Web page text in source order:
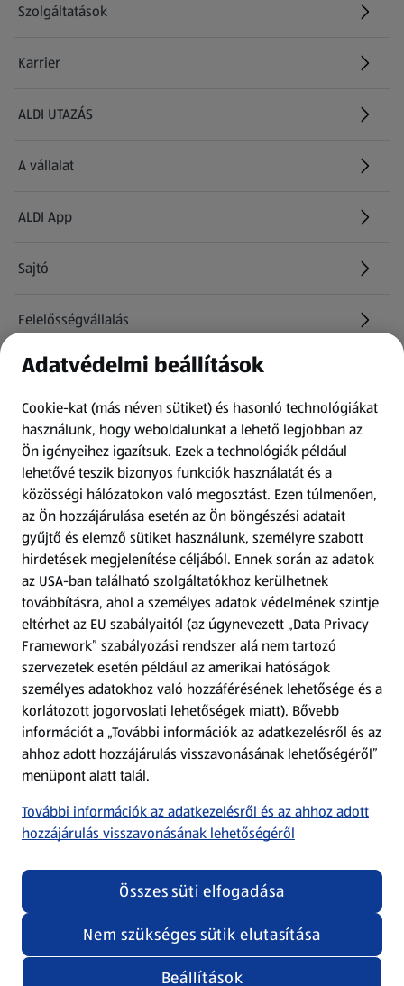
Szolgáltatások
Karrier
(új oldalon nyílik meg)
ALDI UTAZÁS
(új oldalon nyílik meg)
A vállalat
ALDI App
Sajtó
Felelősségvállalás
Információk
Kérdőív
Fizetési lehetőségek
ALDI utalványok
Árcsökkentés
Adattörlő alkalmazás
Szervizpont
(új oldalon nyílik meg)
Fedezz fel minket az interneten!
Töltsd le az ALDI Magyarország applikációt!
Adatvédelem és szabályzat
Cookie beállítások módosítása
Felhasználási feltételek
Adatvédelem / Impresszum
Security policy
(új oldalon nyílik meg)
Adatvédelmi beállítások
Cookie-kat (más néven sütiket) és hasonló technológiákat
használunk, hogy weboldalunkat a lehető legjobban az
Ön igényeihez igazítsuk. Ezek a technológiák például
lehetővé teszik bizonyos funkciók használatát és a
közösségi hálózatokon való megosztást. Ezen túlmenően,
az Ön hozzájárulása esetén az Ön böngészési adatait
gyűjtő és elemző sütiket használunk, személyre szabott
hirdetések megjelenítése céljából. Ennek során az adatok
az USA-ban található szolgáltatókhoz kerülhetnek
továbbításra, ahol a személyes adatok védelmének szintje
eltérhet az EU szabályaitól (az úgynevezett „Data Privacy
Framework” szabályozási rendszer alá nem tartozó
szervezetek esetén például az amerikai hatóságok
személyes adatokhoz való hozzáférésének lehetősége és a
korlátozott jogorvoslati lehetőségek miatt). Bővebb
információt a „További információk az adatkezelésről és az
ahhoz adott hozzájárulás visszavonásának lehetőségéről”
menüpont alatt talál.
További információk az adatkezelésről és az ahhoz adott
hozzájárulás visszavonásának lehetőségéről
Beállítások
Nem szükséges sütik elutasítása
Összes süti elfogadása